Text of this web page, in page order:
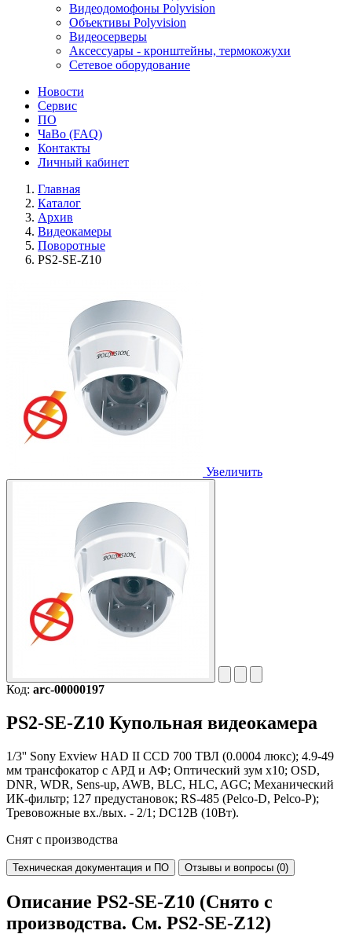
Видеодомофоны Polyvision
Объективы Polyvision
Видеосерверы
Аксессуары - кронштейны, термокожухи
Сетевое оборудование
Новости
Сервис
ПО
ЧаВо (FAQ)
Контакты
Личный кабинет
Главная
Каталог
Архив
Видеокамеры
Поворотные
PS2-SE-Z10
Увеличить
Код: arc-00000197
PS2-SE-Z10 Купольная видеокамера
1/3'' Sony Exview HAD II CCD 700 ТВЛ (0.0004 люкс); 4.9-49
мм трансфокатор с АРД и АФ; Оптический зум x10; OSD,
DNR, WDR, Sens-up, AWB, BLC, HLC, AGC; Механический
ИК-фильтр; 127 предустановок; RS-485 (Pelco-D, Pelco-P);
Тревовожные вх./вых. - 2/1; DC12В (10Вт).
Снят с производства
Техническая документация и ПО Отзывы и вопросы (0)
Описание PS2-SE-Z10 (Снято с
производства. См. PS2-SE-Z12)